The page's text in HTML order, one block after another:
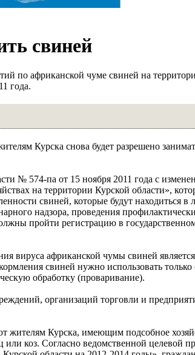
свиней
по африканской чуме свиней на
года.
Курска снова будет разрешено
№ 574-па от 15 ноября 2011 года с
на территории Курской области»,
свиней, которые будут находиться в
надзора, проведения
пройти регистрацию в
вируса африканской чумы свиней
свиней нужно использовать
обработку (проваривание).
организаций торговли и
Курска, имеющим подсобное
или коз. Согласно ведомственной целевой